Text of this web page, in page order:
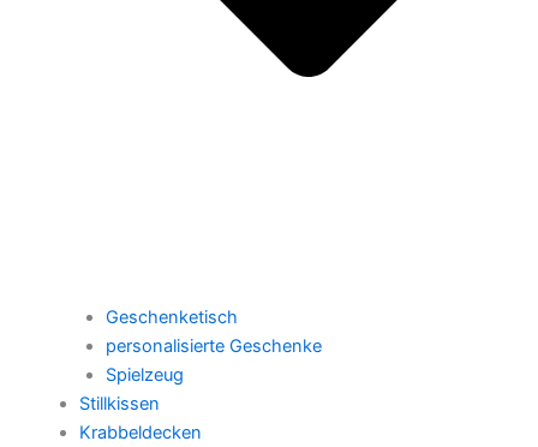
Geschenketisch
personalisierte Geschenke
Spielzeug
Stillkissen
Krabbeldecken